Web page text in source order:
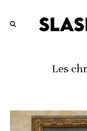
Les